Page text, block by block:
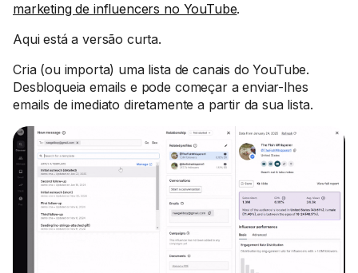
marketing de influencers no YouTube.
Aqui está a versão curta.
Cria (ou importa) uma lista de canais do YouTube.
Desbloqueia emails e pode começar a enviar-lhes
emails de imediato diretamente a partir da sua lista.